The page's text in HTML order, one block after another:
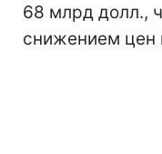
68 млрд долл.,
снижением цен